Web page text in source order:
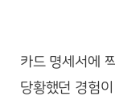
카드 명세서에
당황했던 경험